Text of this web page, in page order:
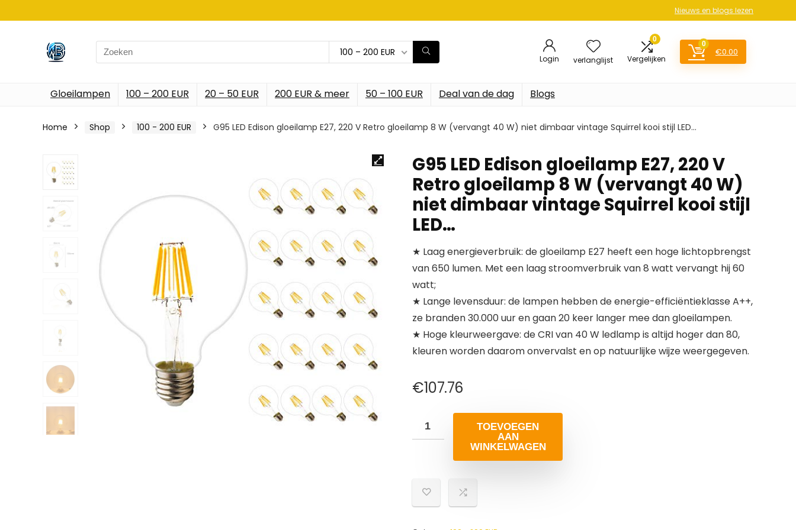
Nieuws en blogs lezen
Search
for:
100 – 200 EUR
Login verlanglijst
0
Vergelijken
0
€0.00
Gloeilampen 100 – 200 EUR 20 – 50 EUR 200 EUR & meer 50 – 100 EUR Deal van de dag Blogs
Home Shop 100 - 200 EUR G95 LED Edison gloeilamp E27, 220 V Retro gloeilamp 8 W (vervangt 40 W) niet dimbaar vintage Squirrel kooi stijl LED…
G95 LED Edison gloeilamp E27, 220 V
Retro gloeilamp 8 W (vervangt 40 W)
niet dimbaar vintage Squirrel kooi stijl
LED…
★ Laag energieverbruik: de gloeilamp E27 heeft een hoge lichtopbrengst
van 650 lumen. Met een laag stroomverbruik van 8 watt vervangt hij 60
watt;
★ Lange levensduur: de lampen hebben de energie-efficiëntieklasse A++,
ze branden 30.000 uur en gaan 20 keer langer mee dan gloeilampen.
★ Hoge kleurweergave: de CRI van 40 W ledlamp is altijd hoger dan 80,
kleuren worden daarom onvervalst en op natuurlijke wijze weergegeven.
€107.76
TOEVOEGEN
AAN
WINKELWAGEN